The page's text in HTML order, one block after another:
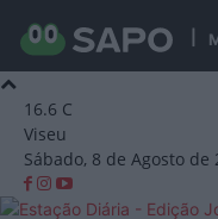
16.6 C
Viseu
Sábado, 8 de Agosto de